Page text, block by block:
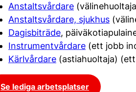
Anstaltsvårdare
Anstaltsvårdare, sjukhus
Dagisbiträde,
Instrumentvårdare (ett jobb
Kärlvårdare (astiahuoltaja)
Se lediga arbetsplatser